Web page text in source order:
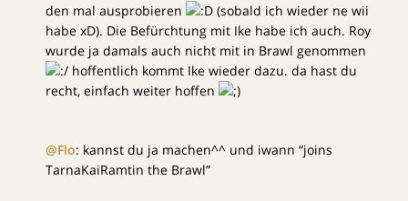
den mal ausprobieren
(sobald ich wieder ne wii
habe xD). Die Befürchtung mit Ike habe ich auch. Roy
wurde ja damals auch nicht mit in Brawl genommen
hoffentlich kommt Ike wieder dazu. da hast du
recht, einfach weiter hoffen
@Flo: kannst du ja machen^^ und iwann “joins
TarnaKaiRamtin the Brawl”